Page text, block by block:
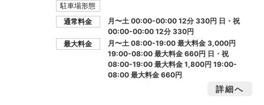
駐車場形態
通常料金
月〜土 00:00-00:00 12分 330円 日・祝
00:00-00:00 12分 330円
最大料金
月〜土 08:00-19:00 最大料金3,000円
19:00-08:00 最大料金660円 日・祝
08:00-19:00 最大料金1,800円19:00-
08:00 最大料金660円
詳細へ